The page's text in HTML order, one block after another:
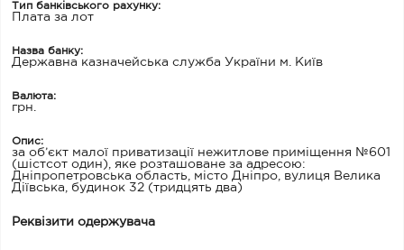
Тип банківського рахунку:
Плата за лот
Назва банку:
Державна казначейська служба України м. Київ
Валюта:
грн.
Опис:
за об’єкт малої приватизації нежитлове приміщення №601
(шістсот один), яке розташоване за адресою:
Дніпропетровська область, місто Дніпро, вулиця Велика
Діївська, будинок 32 (тридцять два)
Реквізити одержувача